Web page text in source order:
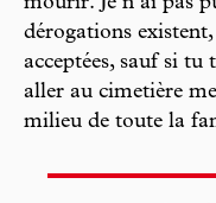
dérogations
acceptées, sauf si tu
aller au cimetière
milieu de toute la